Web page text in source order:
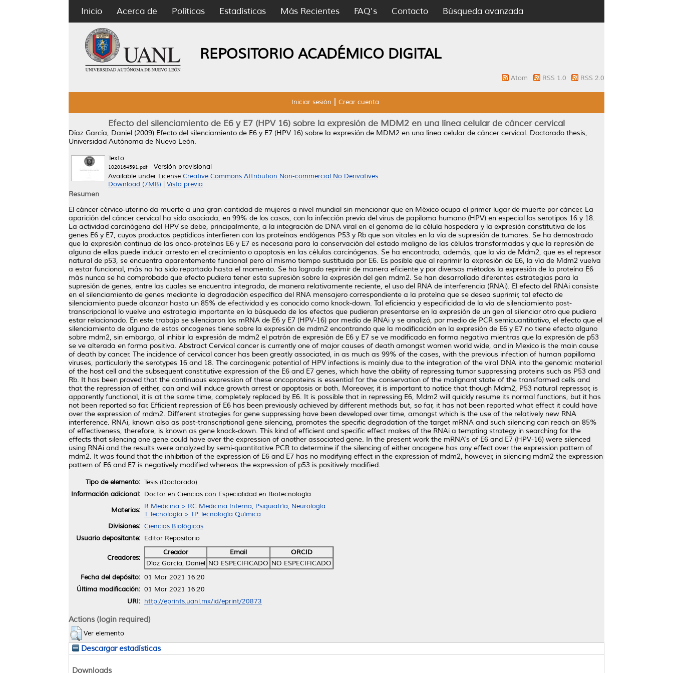
Inicio Acerca de Políticas Estadísticas Más Recientes FAQ's Contacto Búsqueda avanzada
REPOSITORIO ACADÉMICO DIGITAL
Atom RSS 1.0 RSS 2.0
Iniciar sesión Crear cuenta
Efecto del silenciamiento de E6 y E7 (HPV 16) sobre la expresión de MDM2 en una línea celular de cáncer cervical
Díaz García, Daniel (2009) Efecto del silenciamiento de E6 y E7 (HPV 16) sobre la expresión de MDM2 en una línea celular de cáncer cervical. Doctorado thesis,
Universidad Autónoma de Nuevo León.
Texto
1020164591.pdf- Versión provisional
Available under License Creative Commons Attribution Non-commercial No Derivatives.
Download (7MB)
Vista previa
Resumen
El cáncer cérvico-uterino da muerte a una gran cantidad de mujeres a nivel mundial sin mencionar que en México ocupa el primer lugar de muerte por cáncer. La
aparición del cáncer cervical ha sido asociada, en 99% de los casos, con la infección previa del virus de papiloma humano (HPV) en especial los serotipos 16 y 18.
La actividad carcinógena del HPV se debe, principalmente, a la integración de DNA viral en el genoma de la célula hospedera y la expresión constitutiva de los
genes E6 y E7, cuyos productos peptídicos interfieren con las proteínas endógenas P53 y Rb que son vitales en la vía de supresión de tumores. Se ha demostrado
que la expresión continua de las onco-proteínas E6 y E7 es necesaria para la conservación del estado maligno de las células transformadas y que la represión de
alguna de ellas puede inducir arresto en el crecimiento o apoptosis en las células carcinógenas. Se ha encontrado, además, que la vía de Mdm2, que es el represor
natural de p53, se encuentra aparentemente funcional pero al mismo tiempo sustituida por E6. Es posible que al reprimir la expresión de E6, la vía de Mdm2 vuelva
a estar funcional, más no ha sido reportado hasta el momento. Se ha logrado reprimir de manera eficiente y por diversos métodos la expresión de la proteína E6
más nunca se ha comprobado que efecto pudiera tener esta supresión sobre la expresión del gen mdm2. Se han desarrollado diferentes estrategias para la
supresión de genes, entre las cuales se encuentra integrada, de manera relativamente reciente, el uso del RNA de interferencia (RNAi). El efecto del RNAi consiste
en el silenciamiento de genes mediante la degradación específica del RNA mensajero correspondiente a la proteína que se desea suprimir, tal efecto de
silenciamiento puede alcanzar hasta un 85% de efectividad y es conocido como knock-down. Tal eficiencia y especificidad de la vía de silenciamiento post-
transcripcional lo vuelve una estrategia importante en la búsqueda de los efectos que pudieran presentarse en la expresión de un gen al silenciar otro que pudiera
estar relacionado. En este trabajo se silenciaron los mRNA de E6 y E7 (HPV-16) por medio de RNAi y se analizó, por medio de PCR semicuantitativo, el efecto que el
silenciamiento de alguno de estos oncogenes tiene sobre la expresión de mdm2 encontrando que la modificación en la expresión de E6 y E7 no tiene efecto alguno
sobre mdm2, sin embargo, al inhibir la expresión de mdm2 el patrón de expresión de E6 y E7 se ve modificado en forma negativa mientras que la expresión de p53
se ve alterada en forma positiva. Abstract Cervical cancer is currently one of major causes of death amongst women world wide, and in Mexico is the main cause
of death by cancer. The incidence of cervical cancer has been greatly associated, in as much as 99% of the cases, with the previous infection of human papilloma
viruses, particularly the serotypes 16 and 18. The carcinogenic potential of HPV infections is mainly due to the integration of the viral DNA into the genomic material
of the host cell and the subsequent constitutive expression of the E6 and E7 genes, which have the ability of repressing tumor suppressing proteins such as P53 and
Rb. It has been proved that the continuous expression of these oncoproteins is essential for the conservation of the malignant state of the transformed cells and
that the repression of either, can and will induce growth arrest or apoptosis or both. Moreover, it is important to notice that though Mdm2, P53 natural repressor, is
apparently functional, it is at the same time, completely replaced by E6. It is possible that in repressing E6, Mdm2 will quickly resume its normal functions, but it has
not been reported so far. Efficient repression of E6 has been previously achieved by different methods but, so far, it has not been reported what effect it could have
over the expression of mdm2. Different strategies for gene suppressing have been developed over time, amongst which is the use of the relatively new RNA
interference. RNAi, known also as post-transcriptional gene silencing, promotes the specific degradation of the target mRNA and such silencing can reach an 85%
of effectiveness, therefore, is known as gene knock-down. This kind of efficient and specific effect makes of the RNAi a tempting strategy in searching for the
effects that silencing one gene could have over the expression of another associated gene. In the present work the mRNA’s of E6 and E7 (HPV-16) were silenced
using RNAi and the results were analyzed by semi-quantitative PCR to determine if the silencing of either oncogene has any effect over the expression pattern of
mdm2. It was found that the inhibition of the expression of E6 and E7 has no modifying effect in the expression of mdm2, however, in silencing mdm2 the expression
pattern of E6 and E7 is negatively modified whereas the expression of p53 is positively modified.
Tipo de elemento: Tesis (Doctorado)
Información adicional: Doctor en Ciencias con Especialidad en Biotecnología
Materias: R Medicina > RC Medicina Interna, Psiquiatría, Neurología
T Tecnología > TP Tecnología Química
Divisiones: Ciencias Biológicas
Usuario depositante: Editor Repositorio
Creadores:
Creador Email
ORCID
Díaz García, Daniel NO ESPECIFICADO NO ESPECIFICADO
Fecha del depósito: 01 Mar 2021 16:20
Última modificación: 01 Mar 2021 16:20
URI: http://eprints.uanl.mx/id/eprint/20873
Actions (login required)
Ver elemento
Descargar estadísticas
Downloads